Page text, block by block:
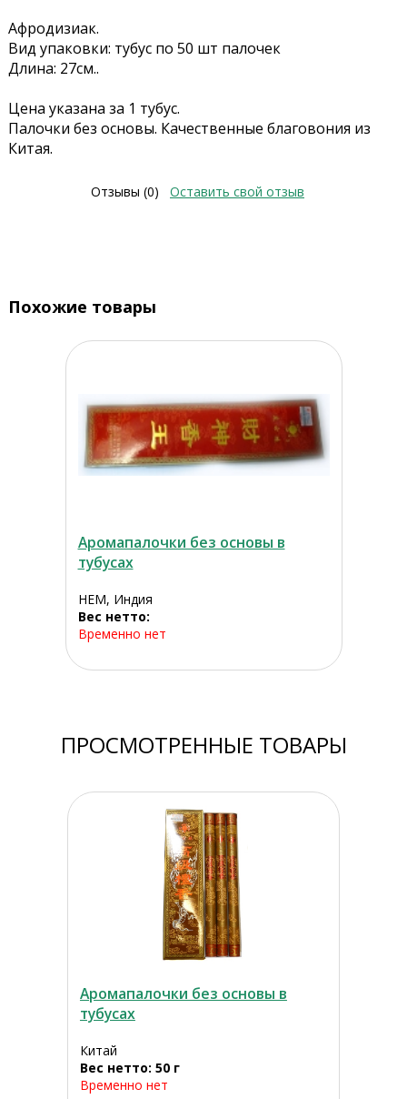
Афродизиак.
Вид упаковки: тубус по 50 шт палочек
Длина: 27см..
Цена указана за 1 тубус.
Палочки без основы. Качественные благовония из
Китая.
Отзывы (0) Оставить свой отзыв
Похожие товары
Аромапалочки без основы в
тубусах
HEM, Индия
Вес нетто:
Временно нет
ПРОСМОТРЕННЫЕ ТОВАРЫ
Аромапалочки без основы в
тубусах
Китай
Вес нетто: 50 г
Временно нет